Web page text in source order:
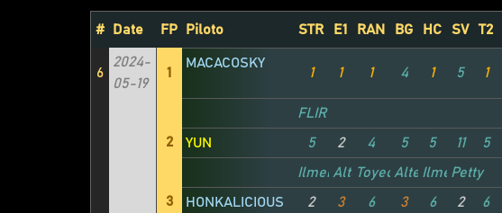
# Date FP Piloto STR E1 RAN BG HC SV T2
6
2024-
05-19
1
MACACOSKY
1 1 1 4 1 5 1
FLIR
2
YUN 5 2 4 5 5 11 5
IlmeniteAlterToyecaAlterIlmenite
Petty
3
HONKALICIOUS 2 3 6 3 6 2 6